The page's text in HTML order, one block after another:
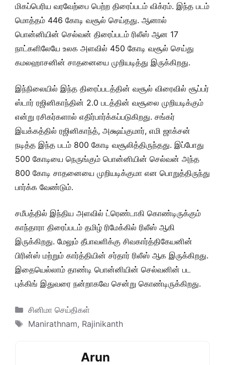
மிகப்பெரிய வரவேற்பை பெற்ற திரைப்படம் விக்ரம். இந்த படம்
மொத்தம் 446 கோடி வசூல் செய்தது. ஆனால்
பொன்னியின் செல்வன் திரைப்படம் ரிலீஸ் ஆன 17
நாட்களிலேயே உலக அளவில் 450 கோடி வசூல் செய்து
கமலஹாசனின் சாதனையை முறியடித்து இருக்கிறது.
இந்நிலையில் இந்த திரைப்படத்தின் வசூல் விரைவில் சூப்பர்
ஸ்டார் ரஜினிகாந்தின் 2.0 படத்தின் வசூலை முறியடிக்கும்
என்று ரசிகர்களால் எதிர்பார்க்கப்படுகிறது. சங்கர்
இயக்கத்தில் ரஜினிகாந்த், அக்ஷய்குமார், எமி ஜாக்சன்
நடித்த இந்த படம் 800 கோடி வசூலித்திருந்தது. இப்போது
500 கோடியை நெருங்கும் பொன்னியின் செல்வன் அந்த
800 கோடி சாதனையை முறியடிக்குமா என பொறுத்திருந்து
பார்க்க வேண்டும்.
சமீபத்தில் இந்திய அளவில் ட்ரெண்டாகி கொண்டிருக்கும்
காந்தாரா திரைப்படம் தமிழ் ரிமேக்கில் ரிலீஸ் ஆகி
இருக்கிறது. மேலும் தீபாவளிக்கு சிவகார்த்திகேயனின்
பிரின்ஸ் மற்றும் கார்த்தியின் சர்தார் ரிலீஸ் ஆக இருக்கிறது.
இதையெல்லாம் தாண்டி பொன்னியின் செல்வனின் பட
புக்கிங் இதுவரை நன்றாகவே சென்று கொண்டிருக்கிறது.
Categories
சினிமா செய்திகள்
Tags
Manirathnam, Rajinikanth
Arun